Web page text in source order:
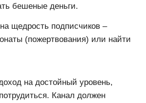
бешеные деньги.
щедрость подписчиков –
(пожертвования) или найти
на достойный уровень,
Канал должен